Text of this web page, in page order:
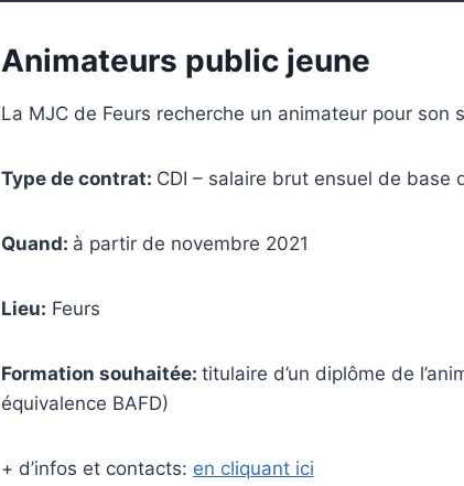
Animateurs public jeune
La MJC de Feurs recherche un animateur pour son
Type de contrat: CDI – salaire brut ensuel de base
Quand: à partir de novembre 2021
Lieu: Feurs
Formation souhaitée: titulaire d’un diplôme de
équivalence BAFD)
+ d’infos et contacts: en cliquant ici